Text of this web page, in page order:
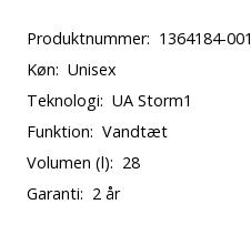
Produktnummer: 1364184-001
Køn: Unisex
Teknologi: UA Storm1
Funktion: Vandtæt
Volumen (l): 28
Garanti: 2 år